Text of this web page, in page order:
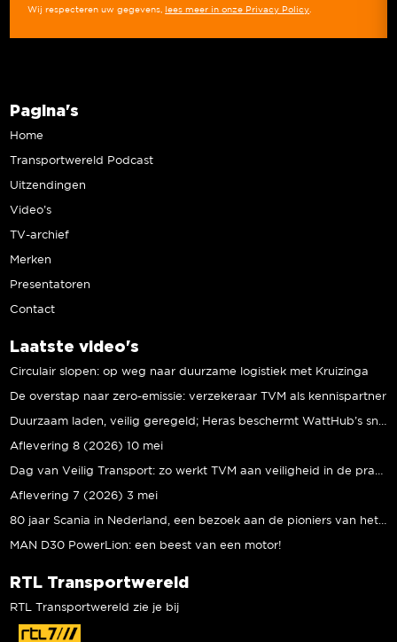
Wij respecteren uw gegevens, lees meer in onze Privacy Policy.
Pagina's
Home
Transportwereld Podcast
Uitzendingen
Video’s
TV-archief
Merken
Presentatoren
Contact
Laatste video's
Circulair slopen: op weg naar duurzame logistiek met Kruizinga
De overstap naar zero-emissie: verzekeraar TVM als kennispartner
Duurzaam laden, veilig geregeld; Heras beschermt WattHub’s snellaadplein
Aflevering 8 (2026) 10 mei
Dag van Veilig Transport: zo werkt TVM aan veiligheid in de praktijk
Aflevering 7 (2026) 3 mei
80 jaar Scania in Nederland, een bezoek aan de pioniers van het eerste uur
MAN D30 PowerLion: een beest van een motor!
RTL Transportwereld
RTL Transportwereld zie je bij